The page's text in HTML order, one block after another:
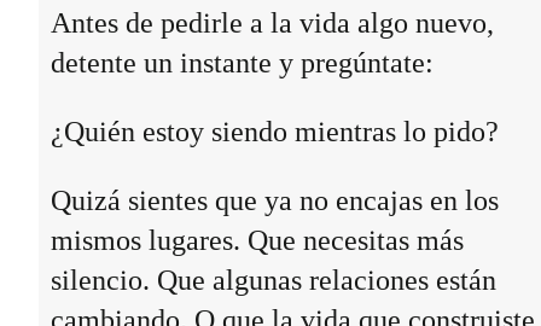
Antes de pedirle a la vida algo nuevo,
detente un instante y pregúntate:
¿Quién estoy siendo mientras lo pido?
Quizá sientes que ya no encajas en los
mismos lugares. Que necesitas más
silencio. Que algunas relaciones están